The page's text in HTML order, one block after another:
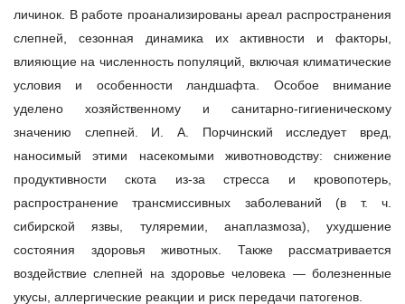
личинок. В работе проанализированы ареал распространения
слепней, сезонная динамика их активности и факторы,
влияющие на численность популяций, включая климатические
условия и особенности ландшафта. Особое внимание
уделено хозяйственному и санитарно‑гигиеническому
значению слепней. И. А. Порчинский исследует вред,
наносимый этими насекомыми животноводству: снижение
продуктивности скота из‑за стресса и кровопотерь,
распространение трансмиссивных заболеваний (в т. ч.
сибирской язвы, туляремии, анаплазмоза), ухудшение
состояния здоровья животных. Также рассматривается
воздействие слепней на здоровье человека — болезненные
укусы, аллергические реакции и риск передачи патогенов.